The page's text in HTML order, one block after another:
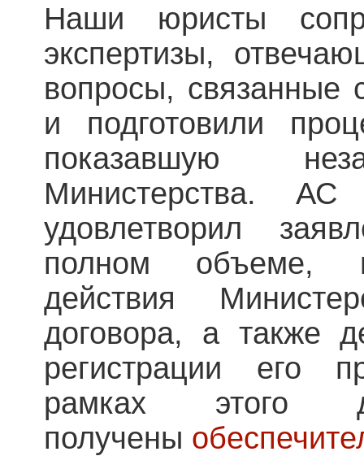
Наши юристы
экспертизы,
вопросы, связанные
и подготовили
показавшую
Министерства. АС
удовлетворил
полном объеме,
действия
договора, а также
регистрации его
рамках
получены